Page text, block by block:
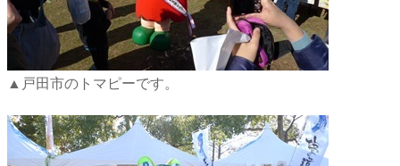
▲戸田市のトマピーです。